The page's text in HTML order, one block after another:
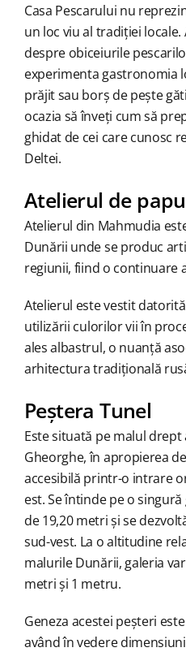
Casa Pescarului nu
un loc viu al tradiției
despre obiceiurile
experimenta gastronomia
prăjit sau borș de pește
ocazia să înveți cum să
ghidat de cei care cunosc
Deltei.
Atelierul de
Atelierul din Mahmudia
Dunării unde se produc
regiunii, fiind o continuare
Atelierul este vestit
utilizării culorilor vii în
ales albastrul, o nuanță
arhitectura tradițională
Peștera Tunel
Este situată pe malul
Gheorghe, în apropierea
accesibilă printr-o intrare
est. Se întinde pe o
de 19,20 metri și se
sud-vest. La o altitudine
malurile Dunării, galeria
metri și 1 metru.
Geneza acestei peșteri
având în vedere